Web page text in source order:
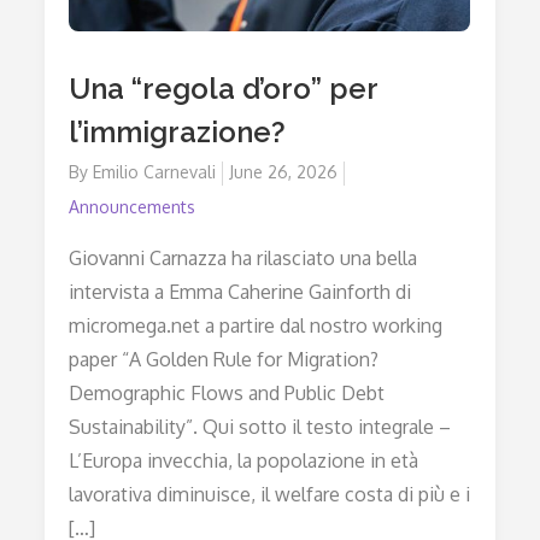
Una “regola d’oro” per
l’immigrazione?
By Emilio Carnevali
Posted
June 26, 2026
Announcements
Giovanni Carnazza ha rilasciato una bella
intervista a Emma Caherine Gainforth di
micromega.net a partire dal nostro working
paper “A Golden Rule for Migration?
Demographic Flows and Public Debt
Sustainability”. Qui sotto il testo integrale –
L’Europa invecchia, la popolazione in età
lavorativa diminuisce, il welfare costa di più e i
[…]